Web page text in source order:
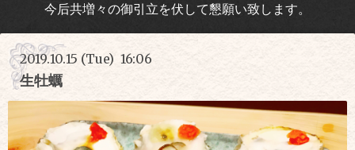
今后共増々の御引立を伏して懇願い致します。
2019.10.15 (Tue) 16:06
生牡蠣